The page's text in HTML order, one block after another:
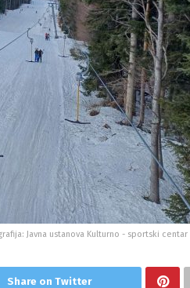
Javna ustanova Kulturno - sportski centar
Share on Twitter